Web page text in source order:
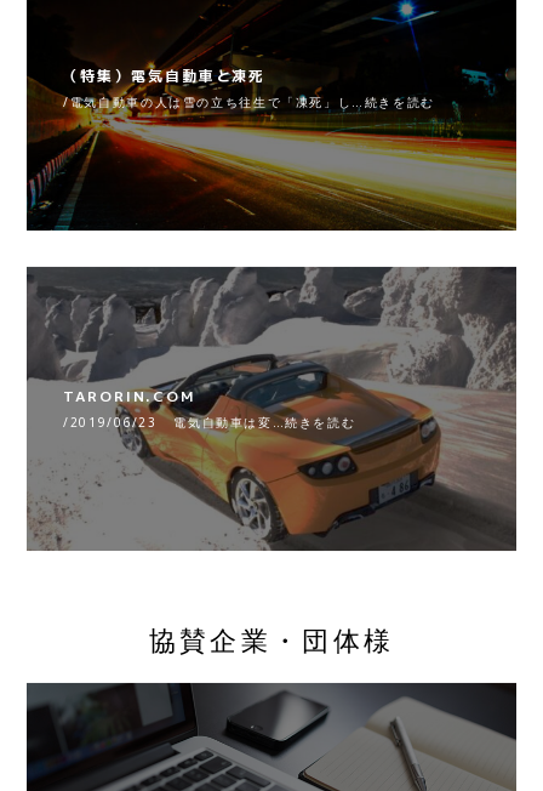
（特集）電気自動車と凍死
/電気自動車の人は雪の立ち往生で「凍死」し…続きを読む
TARORIN.COM
/2019/06/23 電気自動車は変…続きを読む
協賛企業・団体様